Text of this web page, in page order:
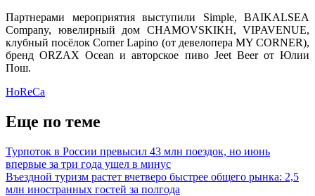
Партнерами мероприятия выступили Simple, BAIKALSEA
Company, ювелирный дом CHAMOVSKIKH, VIPAVENUE,
клубный посёлок Corner Lapino (от девелопера MY CORNER),
бренд ORZAX Ocean и авторское пиво Jeet Beer от Юлии
Пош.
HoReCa
Еще по теме
Турпоток в России превысил 43 млн поездок, но июнь
впервые за три года ушел в минус
Въездной туризм растет вчетверо быстрее общего рынка: 2,5
млн иностранных гостей за полгода